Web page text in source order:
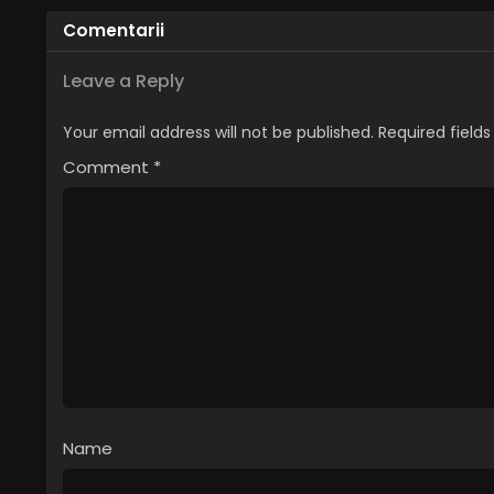
Comentarii
Leave a Reply
Your email address will not be published. Required
Comment *
Name